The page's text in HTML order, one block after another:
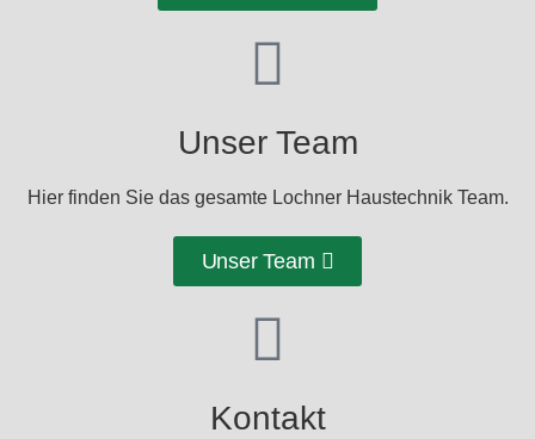
Unser Team
Hier finden Sie das gesamte Lochner Haustechnik Team.
Unser Team
Kontakt